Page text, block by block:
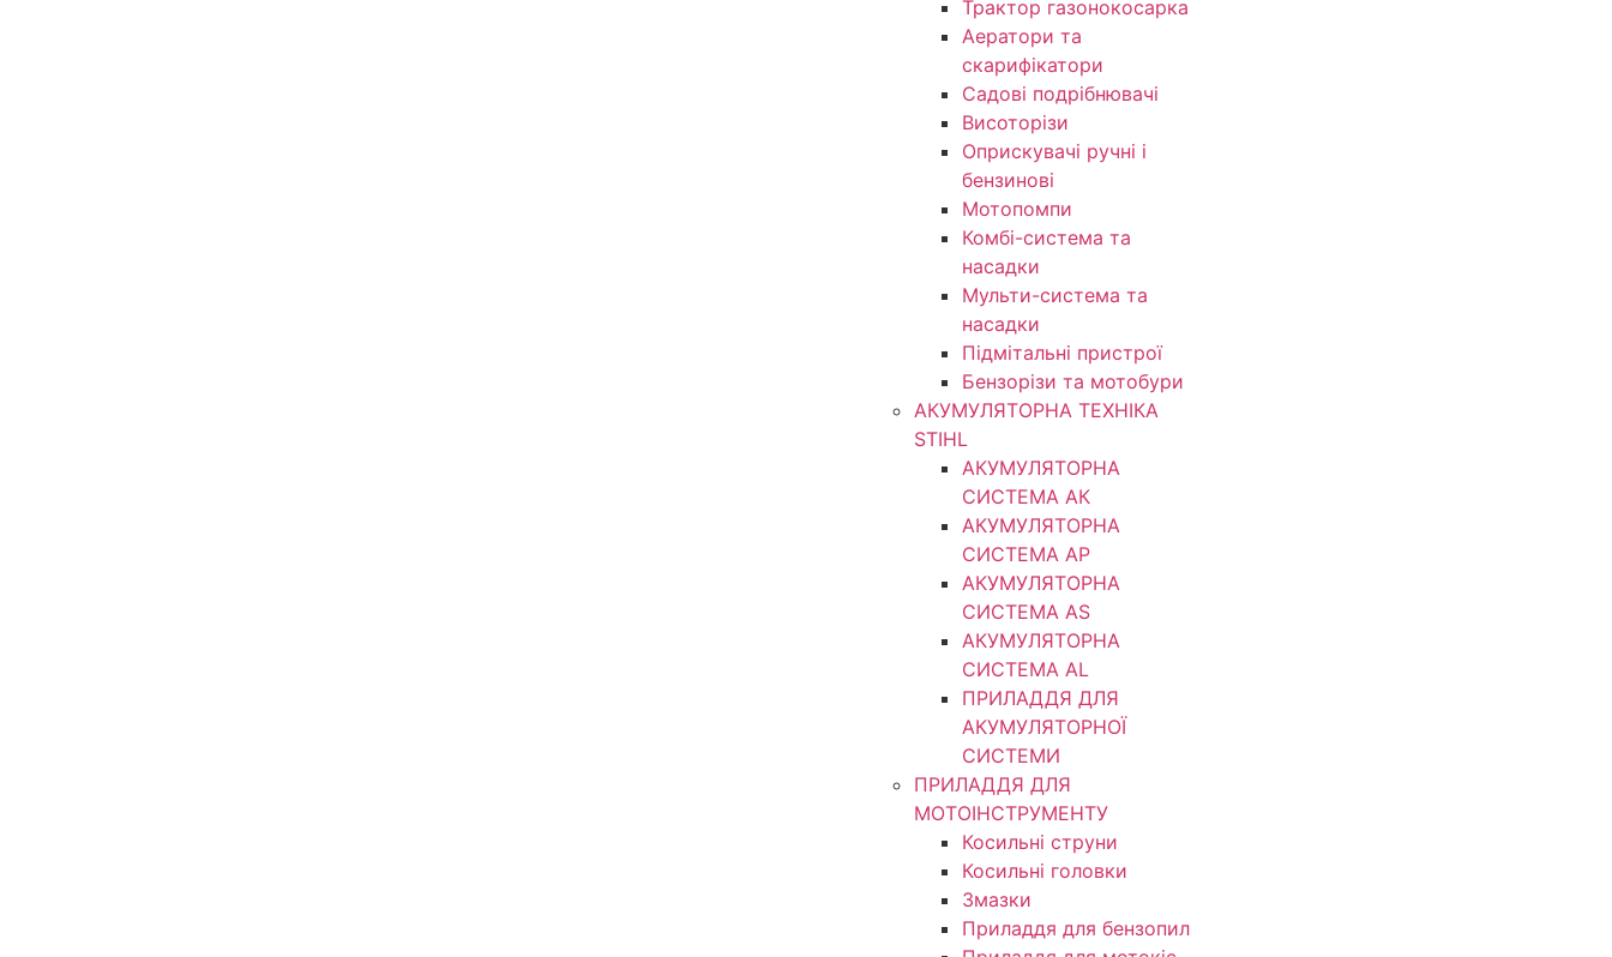
Трактор газонокосарка
Аератори та
скарифікатори
Садові подрібнювачі
Висоторізи
Оприскувачі ручні і
бензинові
Мотопомпи
Комбі-система та
насадки
Мульти-система та
насадки
Підмітальні пристрої
Бензорізи та мотобури
АКУМУЛЯТОРНА ТЕХНІКА
STIHL
АКУМУЛЯТОРНА
СИСТЕМА АК
АКУМУЛЯТОРНА
СИСТЕМА АР
АКУМУЛЯТОРНА
СИСТЕМА AS
АКУМУЛЯТОРНА
СИСТЕМА AL
ПРИЛАДДЯ ДЛЯ
АКУМУЛЯТОРНОЇ
СИСТЕМИ
ПРИЛАДДЯ ДЛЯ
МОТОІНСТРУМЕНТУ
Косильні струни
Косильні головки
Змазки
Приладдя для бензопил